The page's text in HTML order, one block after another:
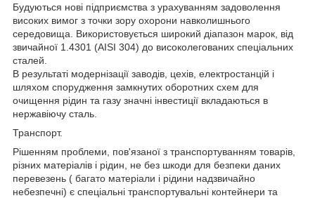
Будуються нові підприємства з урахуванням задоволення
високих вимог з точки зору охорони навколишнього
середовища. Використовується широкий діапазон марок, від
звичайної 1.4301 (AISI 304) до високолегованих спеціальних
сталей.
В результаті модернізації заводів, цехів, електростанцій і
шляхом спорудження замкнутих оборотних схем для
очищення рідин та газу значні інвестиції вкладаються в
нержавіючу сталь.
Транспорт.
Рішенням проблеми, пов'язаної з транспортуванням товарів,
різних матеріалів і рідин, не без шкоди для безпеки даних
перевезень ( багато матеріали і рідини надзвичайно
небезпечні) є спеціальні транспортувальні контейнери та